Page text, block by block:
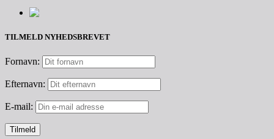
TILMELD NYHEDSBREVET
Fornavn:
Efternavn:
E-mail: